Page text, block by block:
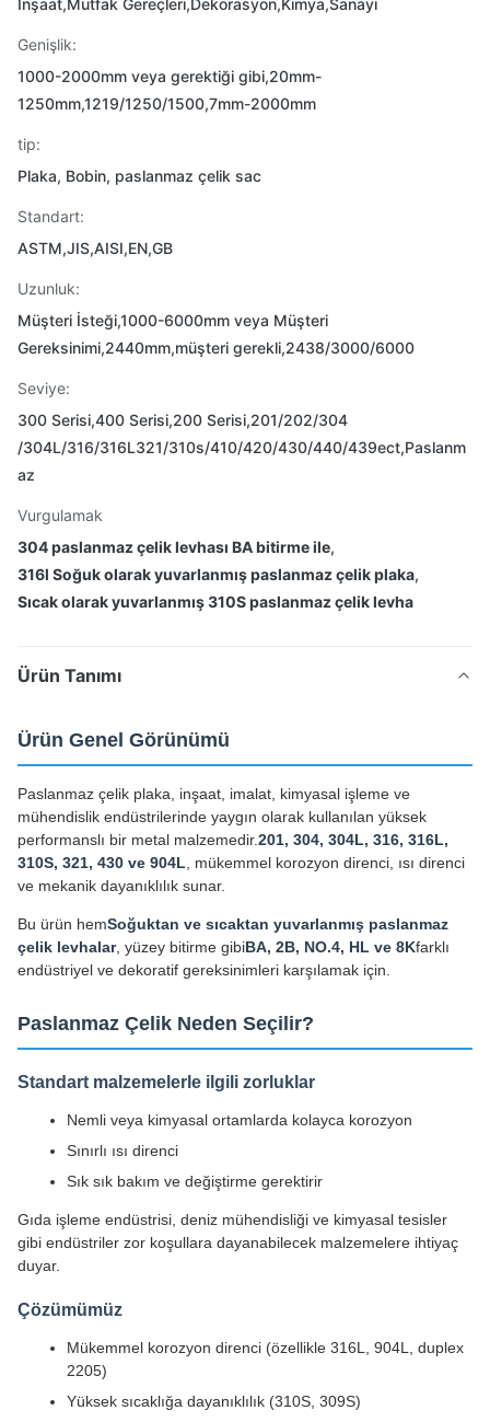
İnşaat,Mutfak Gereçleri,Dekorasyon,Kimya,Sanayi
Genişlik:
1000-2000mm veya gerektiği gibi,20mm-
1250mm,1219/1250/1500,7mm-2000mm
tip:
Plaka, Bobin, paslanmaz çelik sac
Standart:
ASTM,JIS,AISI,EN,GB
Uzunluk:
Müşteri İsteği,1000-6000mm veya Müşteri
Gereksinimi,2440mm,müşteri gerekli,2438/3000/6000
Seviye:
300 Serisi,400 Serisi,200 Serisi,201/202/304
/304L/316/316L321/310s/410/420/430/440/439ect,Paslanm
az
Vurgulamak
304 paslanmaz çelik levhası BA bitirme ile,
316l Soğuk olarak yuvarlanmış paslanmaz çelik plaka,
Sıcak olarak yuvarlanmış 310S paslanmaz çelik levha
Ürün Tanımı
Ürün Genel Görünümü
Paslanmaz çelik plaka, inşaat, imalat, kimyasal işleme ve
mühendislik endüstrilerinde yaygın olarak kullanılan yüksek
performanslı bir metal malzemedir.201, 304, 304L, 316, 316L,
310S, 321, 430 ve 904L , mükemmel korozyon direnci, ısı direnci
ve mekanik dayanıklılık sunar.
Bu ürün hemSoğuktan ve sıcaktan yuvarlanmış paslanmaz
çelik levhalar, yüzey bitirme gibiBA, 2B, NO.4, HL ve 8Kfarklı
endüstriyel ve dekoratif gereksinimleri karşılamak için.
Paslanmaz Çelik Neden Seçilir?
Standart malzemelerle ilgili zorluklar
Nemli veya kimyasal ortamlarda kolayca korozyon
Sınırlı ısı direnci
Sık sık bakım ve değiştirme gerektirir
Gıda işleme endüstrisi, deniz mühendisliği ve kimyasal tesisler
gibi endüstriler zor koşullara dayanabilecek malzemelere ihtiyaç
duyar.
Çözümümüz
Mükemmel korozyon direnci (özellikle 316L, 904L, duplex
2205)
Yüksek sıcaklığa dayanıklılık (310S, 309S)